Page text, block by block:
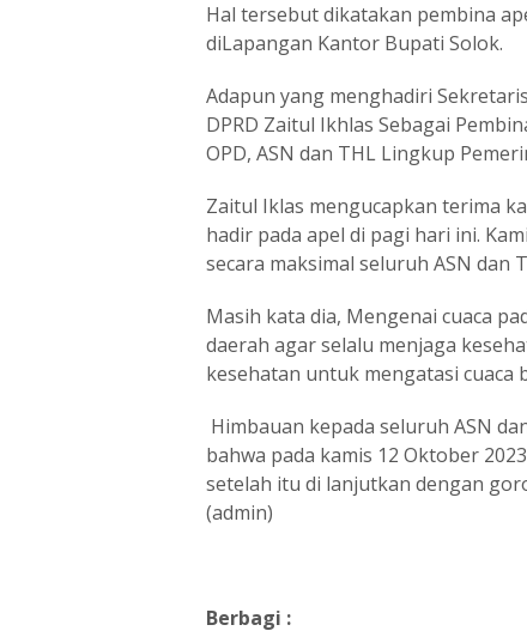
Hal tersebut dikatakan pembina
diLapangan Kantor Bupati Solok.
Adapun yang menghadiri
DPRD Zaitul Ikhlas Sebagai
OPD, ASN dan THL Lingkup
Zaitul Iklas mengucapkan terima
hadir pada apel di pagi hari ini.
secara maksimal seluruh ASN dan
Masih kata dia, Mengenai cuaca
daerah agar selalu menjaga
kesehatan untuk mengatasi cuaca
Himbauan kepada seluruh ASN
bahwa pada kamis 12 Oktober
setelah itu di lanjutkan dengan
(admin)
Berbagi :